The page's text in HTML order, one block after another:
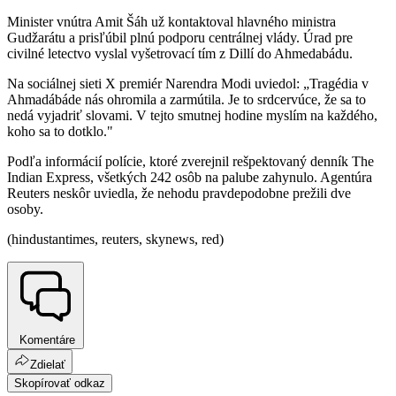
Minister vnútra Amit Šáh už kontaktoval hlavného ministra
Gudžarátu a prisľúbil plnú podporu centrálnej vlády. Úrad pre
civilné letectvo vyslal vyšetrovací tím z Dillí do Ahmedabádu.
Na sociálnej sieti X premiér Narendra Modi uviedol: „Tragédia v
Ahmadábáde nás ohromila a zarmútila. Je to srdcervúce, že sa to
nedá vyjadriť slovami. V tejto smutnej hodine myslím na každého,
koho sa to dotklo."
Podľa informácií polície, ktoré zverejnil rešpektovaný denník The
Indian Express, všetkých 242 osôb na palube zahynulo. Agentúra
Reuters neskôr uviedla, že nehodu pravdepodobne prežili dve
osoby.
(hindustantimes, reuters, skynews, red)
Komentáre
Zdielať
Skopírovať odkaz